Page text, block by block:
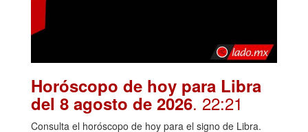
Horóscopo de hoy para Libra
del 8 agosto de 2026. 22:21
Consulta el horóscopo de hoy para el signo de Libra.